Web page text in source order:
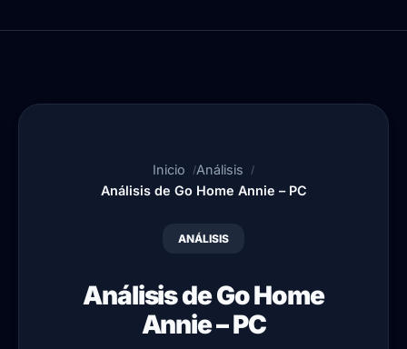
Inicio
Análisis
Análisis de Go Home Annie – PC
ANÁLISIS
Análisis de Go Home
Annie – PC